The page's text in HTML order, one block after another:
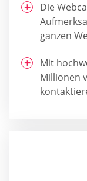
Die
ganzen
Mit
Millionen